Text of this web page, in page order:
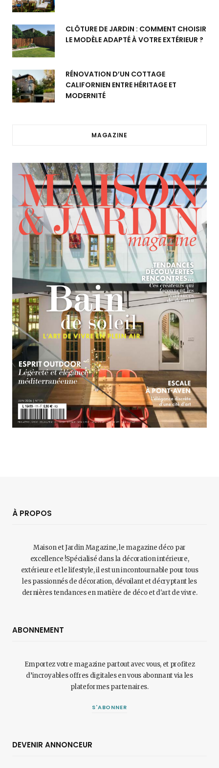
CLÔTURE DE JARDIN : COMMENT CHOISIR
LE MODÈLE ADAPTÉ À VOTRE EXTÉRIEUR ?
RÉNOVATION D’UN COTTAGE
CALIFORNIEN ENTRE HÉRITAGE ET
MODERNITÉ
MAGAZINE
À PROPOS
Maison et Jardin Magazine, le magazine déco par
excellence !Spécialisé dans la décoration intérieure,
extérieure et le lifestyle, il est un incontournable pour tous
les passionnés de décoration, dévoilant et décryptant les
dernières tendances en matière de déco et d'art de vivre.
ABONNEMENT
Emportez votre magazine partout avec vous, et profitez
d’incroyables offres digitales en vous abonnant via les
plateformes partenaires.
S'ABONNER
DEVENIR ANNONCEUR